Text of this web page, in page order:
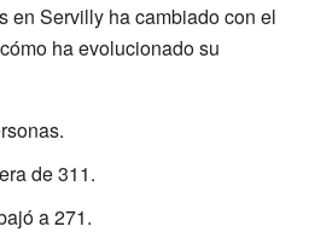
en Servilly ha cambiado con el
ha evolucionado su
de 311.
a 271.